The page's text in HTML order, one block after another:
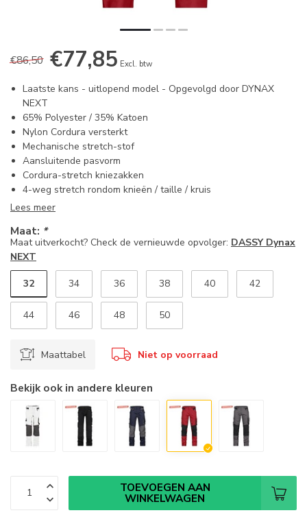
€86,50 €77,85 Excl. btw
Laatste kans - uitlopend model - Opgevolgd door DYNAX
NEXT
65% Polyester / 35% Katoen
Nylon Cordura versterkt
Mechanische stretch-stof
Aansluitende pasvorm
Cordura-stretch kniezakken
4-weg stretch rondom knieën / taille / kruis
Lees meer
Maat uitverkocht? Check de vernieuwde opvolger: DASSY Dynax
NEXT
Maat: *
32 34 36 38 40 42
44 46 48 50
Maattabel Niet op voorraad
Bekijk ook in andere kleuren
TOEVOEGEN AAN
WINKELWAGEN